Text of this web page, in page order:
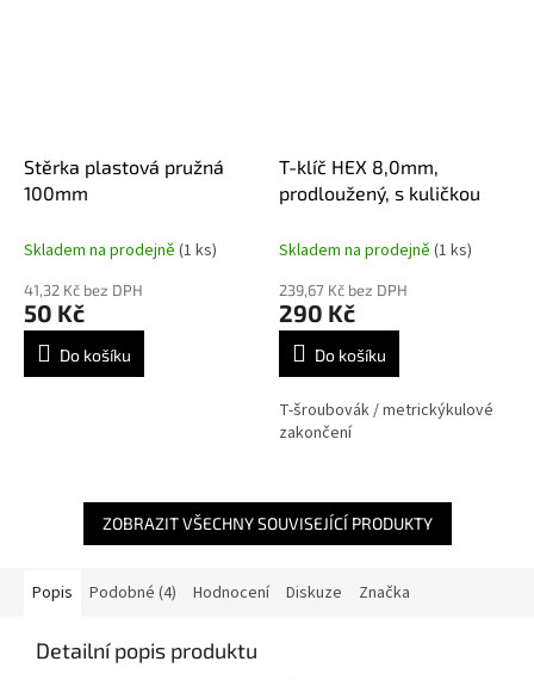
Stěrka plastová pružná
100mm
Skladem na prodejně (1 ks)
41,32 Kč bez DPH
50 Kč
Do košíku
T-klíč HEX 8,0mm,
prodloužený, s kuličkou
Skladem na prodejně (1 ks)
239,67 Kč bez DPH
290 Kč
Do košíku
T-šroubovák / metrickýkulové
zakončení
ZOBRAZIT VŠECHNY SOUVISEJÍCÍ PRODUKTY
Popis Podobné (4) Hodnocení Diskuze Značka
Detailní popis produktu